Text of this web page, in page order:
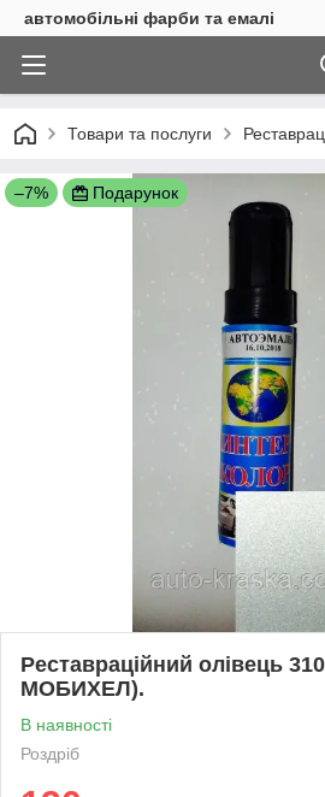
автомобільні фарби та емалі
Товари та послуги
–7% Подарунок
Реставраційний олівець
МОБИХЕЛ).
В наявності
Роздріб